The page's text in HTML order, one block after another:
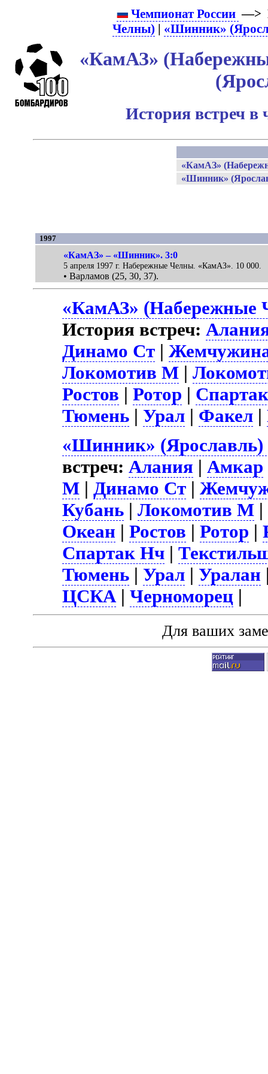
Чемпионат России —>
Челны) | «Шинник»
«КамАЗ»
История встреч в
«КамАЗ»
«Шинник»
1997
«КамАЗ» – «Шинник». 3:0
5 апреля 1997 г. Набережные Челны. «КамАЗ». 10 000.
• Варламов (25, 30, 37).
«КамАЗ» (Набережные
История встреч:
Динамо Ст |
Локомотив М |
Ростов |Ротор |
Тюмень |Урал | Факел |
«Шинник» (Ярославль)
встреч:Алания |Амкар
М |Динамо Ст |
Кубань |Локомотив М |
Океан |Ростов |Ротор |
Спартак Нч |
Тюмень |Урал |Уралан
ЦСКА |Черноморец |
Для ваших